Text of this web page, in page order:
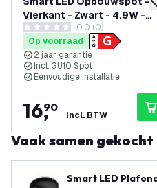
Vierkant - Zwart - 4.9W -
RGB+CCT - Kantelbaar
0 score sterren0.0 (0)
Op voorraad
2 jaar garantie
Incl. GU10 Spot
Eenvoudige installatie
16,
90
incl. BTW
Vaak samen gekocht
Smart LED